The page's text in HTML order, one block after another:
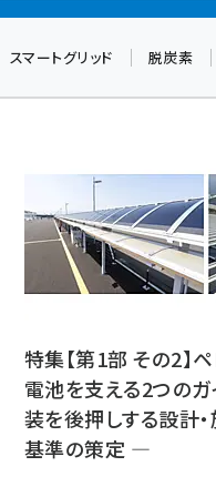
スマートグリッド 脱炭素
特集【第1部 その2】
電池を支える2つの
装を後押しする設計
基準の策定 ―